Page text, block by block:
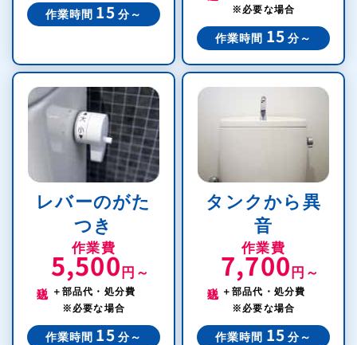
作業時間 15 分～
※必要な場合
作業時間 15 分～
レバーのがた
つき
作業費
5,500 円～
＋部品代・処分費
※必要な場合
作業時間 15 分～
タンクから異
音
作業費
7,700 円～
＋部品代・処分費
※必要な場合
作業時間 15 分～